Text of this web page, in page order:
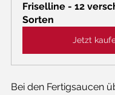
Friselline - 12
Sorten
Jetzt
Bei den Fertigsaucen